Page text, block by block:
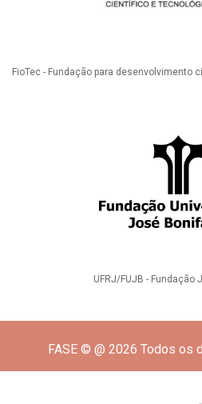
FioTec - Fundação para desenvolvimento
UFRJ/FUJB - Fundação
FASE © @ 2026 Todos os